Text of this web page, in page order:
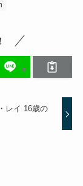
レイ 16歳の